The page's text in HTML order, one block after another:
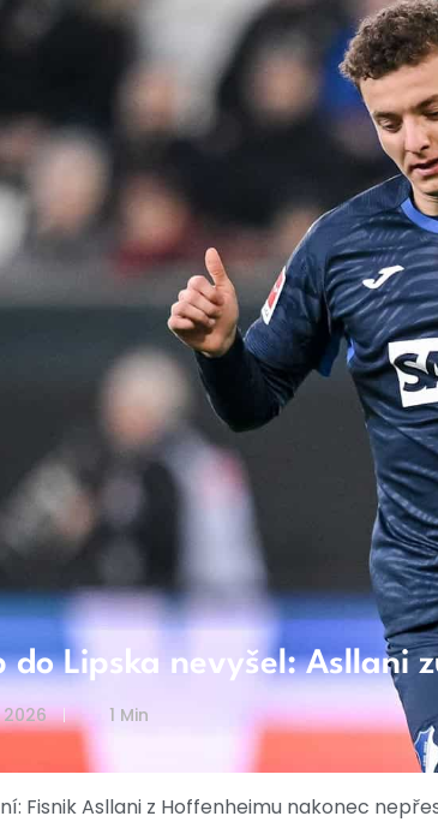
do Lipska nevyšel: Asllani
1 Min
Fisnik Asllani z Hoffenheimu nakonec